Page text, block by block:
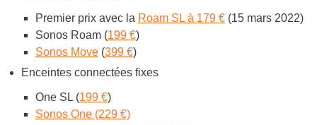
Premier prix avec la Roam SL à 179 €(15 mars 2022)
Sonos Roam (199 €)
Sonos Move(399 €)
Enceintes connectées fixes
One SL (199 €)
Sonos One (229 €)